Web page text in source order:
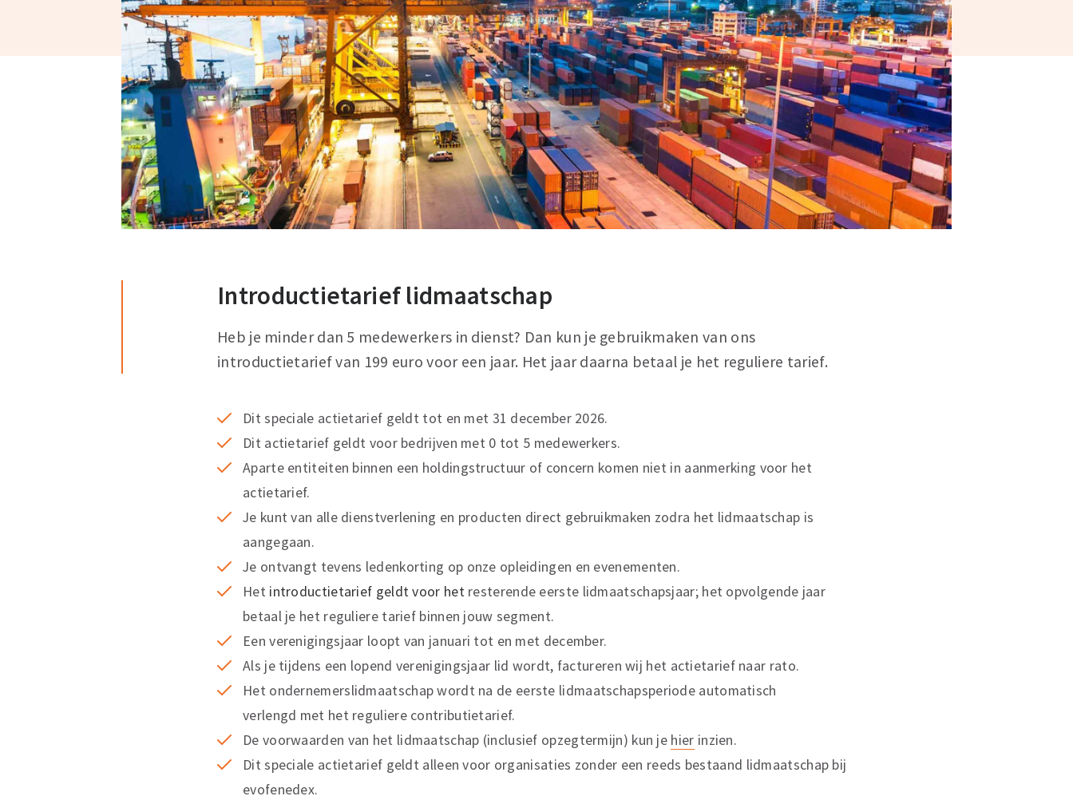
Introductietarief lidmaatschap
Heb je minder dan 5 medewerkers in dienst? Dan kun je gebruikmaken van ons
introductietarief van 199 euro voor een jaar. Het jaar daarna betaal je het reguliere tarief.
Dit speciale actietarief geldt tot en met 31 december 2026.
Dit actietarief geldt voor bedrijven met 0 tot 5 medewerkers.
Aparte entiteiten binnen een holdingstructuur of concern komen niet in aanmerking voor het
actietarief.
Je kunt van alle dienstverlening en producten direct gebruikmaken zodra het lidmaatschap is
aangegaan.
Je ontvangt tevens ledenkorting op onze opleidingen en evenementen.
Het introductietarief geldt voor het resterende eerste lidmaatschapsjaar; het opvolgende jaar
betaal je het reguliere tarief binnen jouw segment.
Een verenigingsjaar loopt van januari tot en met december.
Als je tijdens een lopend verenigingsjaar lid wordt, factureren wij het actietarief naar rato.
Het ondernemerslidmaatschap wordt na de eerste lidmaatschapsperiode automatisch
verlengd met het reguliere contributietarief.
De voorwaarden van het lidmaatschap (inclusief opzegtermijn) kun je hier inzien.
Dit speciale actietarief geldt alleen voor organisaties zonder een reeds bestaand lidmaatschap bij
evofenedex.